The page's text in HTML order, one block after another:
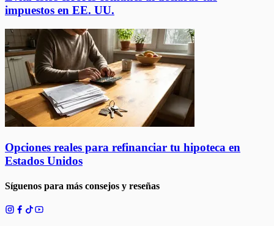
impuestos en EE. UU.
Opciones reales para refinanciar tu hipoteca en
Estados Unidos
Síguenos para más consejos y reseñas